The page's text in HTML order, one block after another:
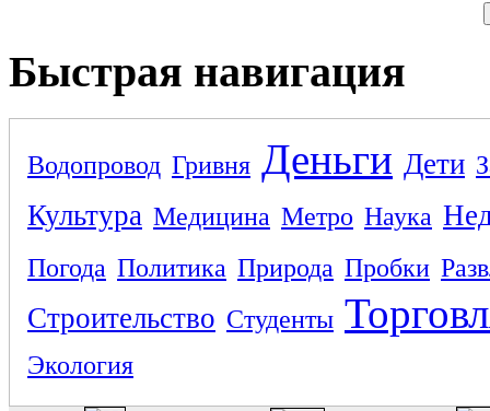
Быстрая навигация
Водопровод Гривня Деньги Дети
Культура Медицина Метро Наука
Погода Политика Природа Пробки
Строительство Студенты
Экология